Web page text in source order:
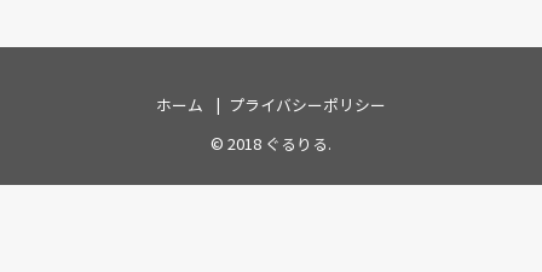
ホーム
プライバシーポリシー
© 2018 ぐるりる.